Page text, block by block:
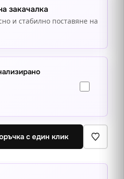
закачалка
и стабилно поставяне на
с един клик